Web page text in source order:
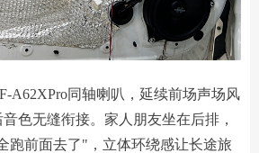
A62XPro同轴喇叭，延续前场声场风
色无缝衔接。家人朋友坐在后排，
跑前面去了"，立体环绕感让长途旅